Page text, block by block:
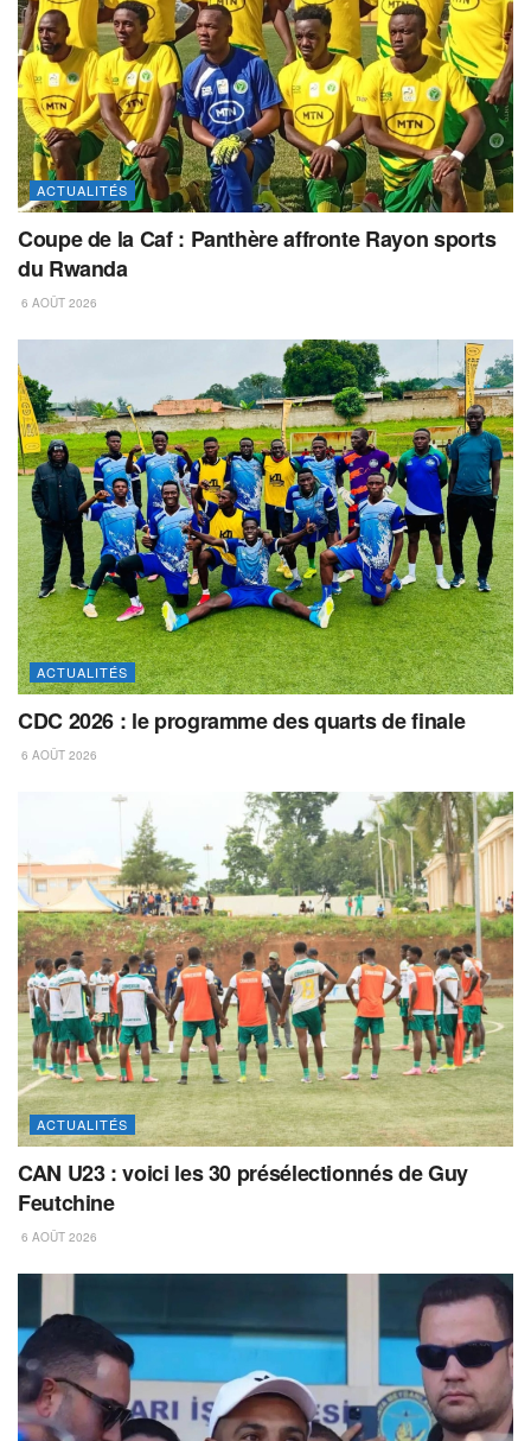
ACTUALITÉS
Coupe de la Caf : Panthère affronte Rayon sports
du Rwanda
6 AOÛT 2026
ACTUALITÉS
CDC 2026 : le programme des quarts de finale
6 AOÛT 2026
ACTUALITÉS
CAN U23 : voici les 30 présélectionnés de Guy
Feutchine
6 AOÛT 2026